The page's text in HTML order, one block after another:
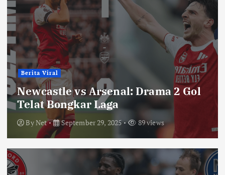
Berita Viral
Newcastle vs Arsenal: Drama 2 Gol
Telat Bongkar Laga
ByNet September 29, 2025 89 views